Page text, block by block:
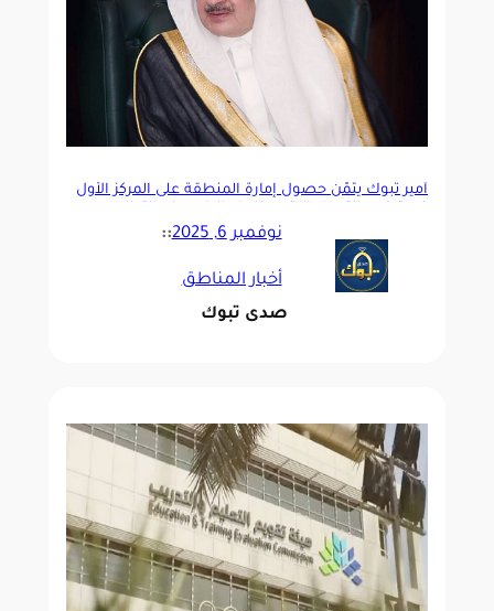
أمير تبوك يثمّن حصول إمارة المنطقة على المركز الأول
نوفمبر 6, 2025 ::
أخبار المناطق
صدى تبوك